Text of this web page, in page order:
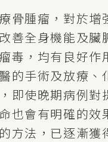
骨腫瘤，對於增
善全身機能及臟
毒，均有良好作
的手術及放療、
即使晚期病例對
也會有明確的效
方法，已逐漸獲